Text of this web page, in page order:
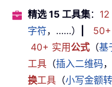
精选 15 工具集： 12
字符，……） 50+
40+ 实用公式 （基
工具 （插入二维码，
换工具 （小写金额